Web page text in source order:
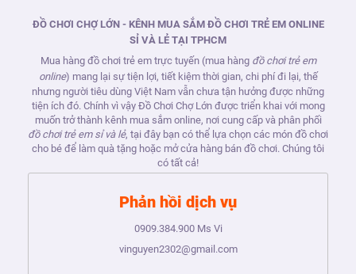
ĐỒ CHƠI CHỢ LỚN - KÊNH MUA SẮM ĐỒ CHƠI TRẺ EM ONLINE
SỈ VÀ LẺ TẠI TPHCM
Mua hàng đồ chơi trẻ em trực tuyến (mua hàng đồ chơi trẻ em
online) mang lại sự tiện lợi, tiết kiệm thời gian, chi phí đi lại, thế
nhưng người tiêu dùng Việt Nam vẫn chưa tận hưởng được những
tiện ích đó. Chính vì vậy Đồ Chơi Chợ Lớn được triển khai với mong
muốn trở thành kênh mua sắm online, nơi cung cấp và phân phối
đồ chơi trẻ em sỉ và lẻ, tại đây bạn có thể lựa chọn các món đồ chơi
cho bé để làm quà tặng hoặc mở cửa hàng bán đồ chơi. Chúng tôi
có tất cả!
Phản hồi dịch vụ
0909.384.900Ms Vi
vinguyen2302@gmail.com